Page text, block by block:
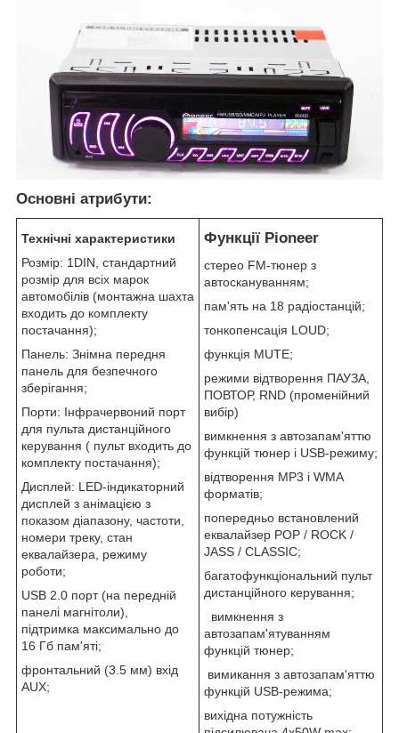
Основні атрибути:
Технічні характеристики
Розмір: 1DIN, стандартний
розмір для всіх марок
автомобілів (монтажна шахта
входить до комплекту
постачання);
Панель: Знімна передня
панель для безпечного
зберігання;
Порти: Інфрачервоний порт
для пульта дистанційного
керування ( пульт входить до
комплекту постачання);
Дисплей: LED-індикаторний
дисплей з анімацією з
показом діапазону, частоти,
номери треку, стан
еквалайзера, режиму
роботи;
USB 2.0 порт (на передній
панелі магнітоли),
підтримка максимально до
16 Гб пам'яті;
фронтальний (3.5 мм) вхід
AUX;
Функції Pioneer
стерео FM-тюнер з
автоскануванням;
пам'ять на 18 радіостанцій;
тонкопенсація LOUD;
функція MUTE;
режими відтворення ПАУЗА,
ПОВТОР, RND (променійний
вибір)
вимкнення з автозапам'яттю
функцій тюнер і USB-режиму;
відтворення МР3 і WMA
форматів;
попередньо встановлений
еквалайзер POP / ROCK /
JASS / CLASSIC;
багатофункціональний пульт
дистанційного керування;
вимкнення з
автозапам'ятуванням
функцій тюнер;
вимикання з автозапам'яттю
функцій USB-режима;
вихідна потужність